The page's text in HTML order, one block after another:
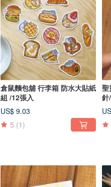
倉鼠麵包舖 行李箱 防水大貼紙
組 /12張入
US$ 9.03
5 (1)
聖
針